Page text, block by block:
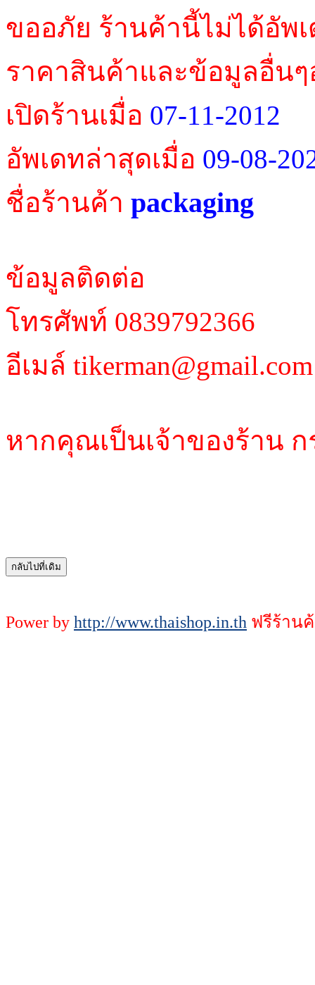
ขออภัย ร้านค้านี้ไม่ได้อัพ
ราคาสินค้าและข้อมูลอื่นๆ
เปิดร้านเมื่อ 07-11-2012
อัพเดทล่าสุดเมื่อ 09-08-
ชื่อร้านค้า packaging
ข้อมูลติดต่อ
โทรศัพท์ 0839792366
อีเมล์ tikerman@gmail.com
หากคุณเป็นเจ้าของร้าน
Power by http://www.thaishop.in.th ฟรีร้าน